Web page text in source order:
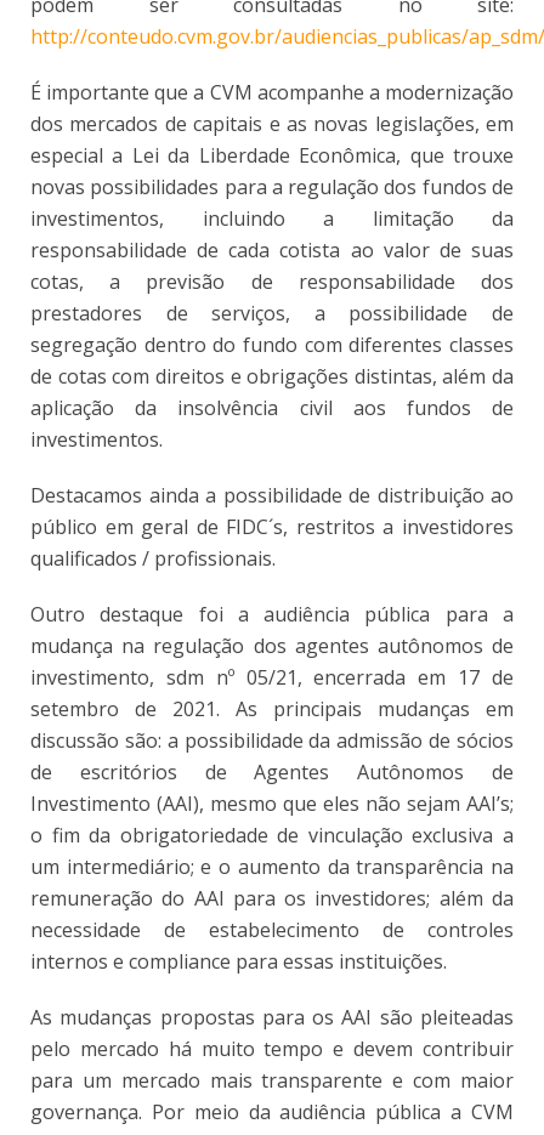
http://conteudo.cvm.gov.br/audiencias_publicas/
É importante que a CVM acompanhe a modernização
dos mercados de capitais e as novas legislações, em
especial a Lei da Liberdade Econômica, que trouxe
novas possibilidades para a regulação dos fundos de
investimentos, incluindo a limitação da
responsabilidade de cada cotista ao valor de suas
cotas, a previsão de responsabilidade dos
prestadores de serviços, a possibilidade de
segregação dentro do fundo com diferentes classes
de cotas com direitos e obrigações distintas, além da
aplicação da insolvência civil aos fundos de
investimentos.
Destacamos ainda a possibilidade de distribuição ao
público em geral de FIDC´s, restritos a investidores
qualificados / profissionais.
Outro destaque foi a audiência pública para a
mudança na regulação dos agentes autônomos de
investimento, sdm nº 05/21, encerrada em 17 de
setembro de 2021. As principais mudanças em
discussão são: a possibilidade da admissão de sócios
de escritórios de Agentes Autônomos de
Investimento (AAI), mesmo que eles não sejam AAI’s;
o fim da obrigatoriedade de vinculação exclusiva a
um intermediário; e o aumento da transparência na
remuneração do AAI para os investidores; além da
necessidade de estabelecimento de controles
internos e compliance para essas instituições.
As mudanças propostas para os AAI são pleiteadas
pelo mercado há muito tempo e devem contribuir
para um mercado mais transparente e com maior
governança. Por meio da audiência pública a CVM